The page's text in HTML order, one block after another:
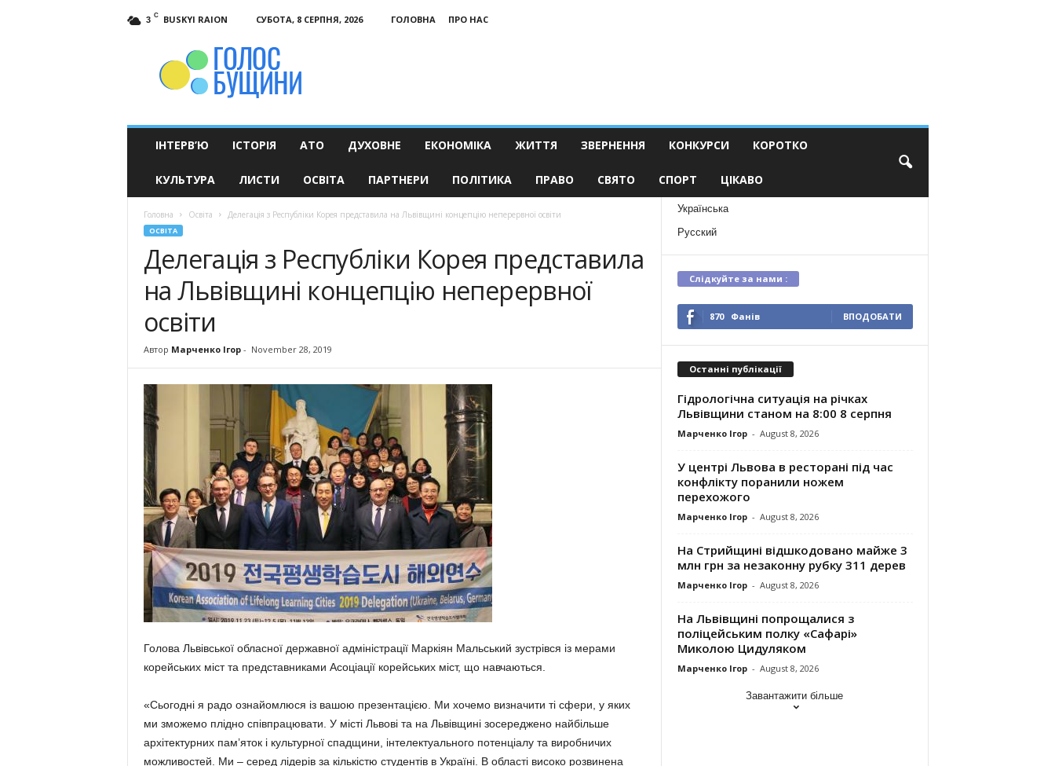
3 C BUSKYI RAION СУБОТА, 8 СЕРПНЯ, 2026 ГОЛОВНА
ПРО НАС
ІНТЕРВ’Ю ІСТОРІЯ АТО ДУХОВНЕ ЕКОНОМІКА ЖИТТЯ ЗВЕРНЕННЯ КОНКУРСИ КОРОТКО
КУЛЬТУРА ЛИСТИ ОСВІТА ПАРТНЕРИ ПОЛІТИКА ПРАВО СВЯТО СПОРТ ЦІКАВО
Головна Освіта Делегація з Республіки Корея представила на Львівщині концепцію неперервної освіти
ОСВІТА
Делегація з Республіки Корея представила
на Львівщині концепцію неперервної
освіти
Автор Марченко Ігор- November 28, 2019
Голова Львівської обласної державної адміністрації Маркіян Мальський зустрівся із мерами
корейських міст та представниками Асоціації корейських міст, що навчаються.
«Сьогодні я радо ознайомлюся із вашою презентацією. Ми хочемо визначити ті сфери, у яких
ми зможемо плідно співпрацювати. У місті Львові та на Львівщині зосереджено найбільше
архітектурних пам’яток і культурної спадщини, інтелектуального потенціалу та виробничих
можливостей. Ми – серед лідерів за кількістю студентів в Україні. В області високо розвинена
Українська
Русский
Слідкуйте за нами :
870 Фанів ВПОДОБАТИ
Останні публікації
Гідрологічна ситуація на річках
Львівщини станом на 8:00 8 серпня
Марченко Ігор - August 8, 2026
У центрі Львова в ресторані під час
конфлікту поранили ножем
перехожого
Марченко Ігор - August 8, 2026
На Стрийщині відшкодовано майже 3
млн грн за незаконну рубку 311 дерев
Марченко Ігор - August 8, 2026
На Львівщині попрощалися з
поліцейським полку «Сафарі»
Миколою Цидуляком
Марченко Ігор - August 8, 2026
Завантажити більше